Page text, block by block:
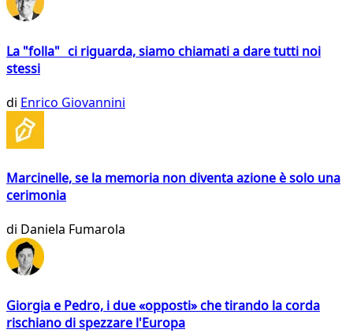
La "folla" ci riguarda, siamo chiamati a dare tutti noi
stessi
di Enrico Giovannini
Marcinelle, se la memoria non diventa azione è solo una
cerimonia
di Daniela Fumarola
Giorgia e Pedro, i due «opposti» che tirando la corda
rischiano di spezzare l'Europa